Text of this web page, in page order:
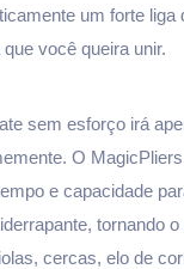
um forte liga
você queira unir.
sem esforço irá
O
e capacidade
tornando
cercas, elo de